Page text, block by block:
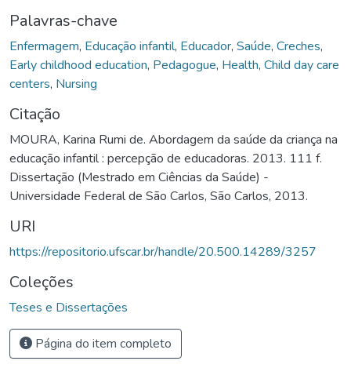
Palavras-chave
Enfermagem, Educação infantil, Educador, Saúde, Creches,
Early childhood education, Pedagogue, Health, Child day care
centers, Nursing
Citação
MOURA, Karina Rumi de. Abordagem da saúde da criança na
educação infantil : percepção de educadoras. 2013. 111 f.
Dissertação (Mestrado em Ciências da Saúde) -
Universidade Federal de São Carlos, São Carlos, 2013.
URI
https://repositorio.ufscar.br/handle/20.500.14289/3257
Coleções
Teses e Dissertações
Página do item completo